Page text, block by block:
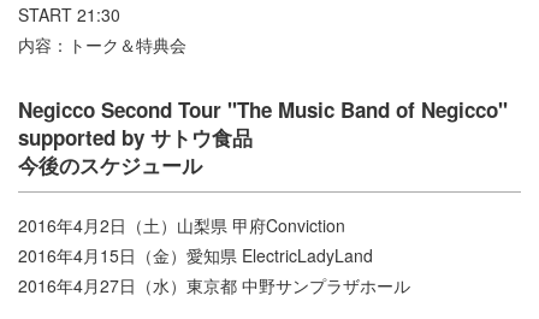
START 21:30
内容：トーク＆特典会
Negicco Second Tour "The Music Band of Negicco"
supported by サトウ食品
今後のスケジュール
2016年4月2日（土）山梨県 甲府Conviction
2016年4月15日（金）愛知県 ElectricLadyLand
2016年4月27日（水）東京都 中野サンプラザホール